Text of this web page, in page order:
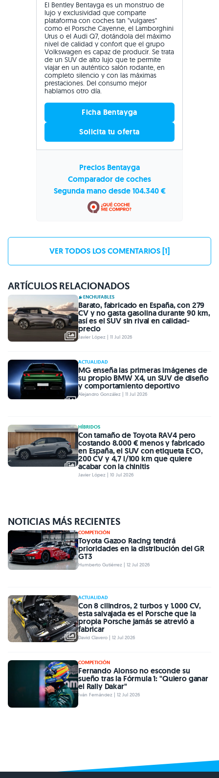
El Bentley Bentayga es un monstruo de
lujo y exclusividad que comparte
plataforma con coches tan "vulgares"
como el Porsche Cayenne, el Lamborghini
Urus o el Audi Q7, dotándola del máximo
nivel de calidad y confort que el grupo
Volkswagen es capaz de producir. Se trata
de un SUV de alto lujo que te permite
viajar en un auténtico salón rodante, en
completo silencio y con las máximas
prestaciones. Del consumo mejor
hablamos otro día.
Ficha Bentayga
Solicita tu oferta
Precios Bentayga
Comparador de coches
Segunda mano desde 104.340 €
VER TODOS LOS COMENTARIOS [1]
ARTÍCULOS RELACIONADOS
ENCHUFABLES
Barato, fabricado en España, con 279
CV y no gasta gasolina durante 90 km,
así es el SUV sin rival en calidad-
precio
Javier López | 11 Jul 2026
ACTUALIDAD
MG enseña las primeras imágenes de
su propio BMW X4, un SUV de diseño
y comportamiento deportivo
Alejandro González | 11 Jul 2026
HÍBRIDOS
Con tamaño de Toyota RAV4 pero
costando 8.000 € menos y fabricado
en España, el SUV con etiqueta ECO,
200 CV y 4,7 l/100 km que quiere
acabar con la chinitis
Javier López | 10 Jul 2026
NOTICIAS MÁS RECIENTES
COMPETICIÓN
Toyota Gazoo Racing tendrá
prioridades en la distribución del GR
GT3
Humberto Gutiérrez | 12 Jul 2026
ACTUALIDAD
Con 8 cilindros, 2 turbos y 1.000 CV,
esta salvajada es el Porsche que la
propia Porsche jamás se atrevió a
fabricar
David Clavero | 12 Jul 2026
COMPETICIÓN
Fernando Alonso no esconde su
sueño tras la Fórmula 1: "Quiero ganar
el Rally Dakar"
Iván Fernández | 12 Jul 2026